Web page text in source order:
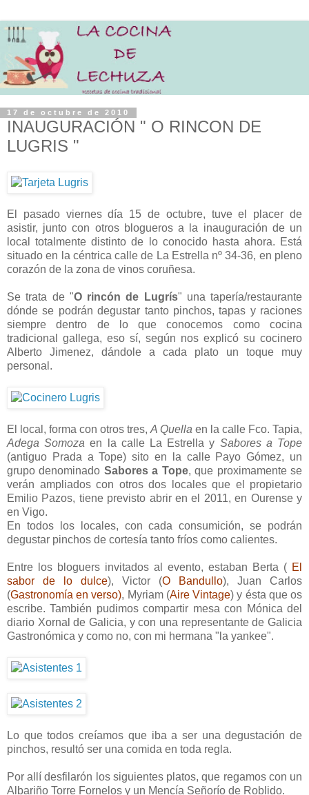
17 de octubre de 2010
INAUGURACIÓN " O RINCON DE
LUGRIS "
El pasado viernes día 15 de octubre, tuve el placer de
asistir, junto con otros blogueros a la inauguración de un
local totalmente distinto de lo conocido hasta ahora. Está
situado en la céntrica calle de La Estrella nº 34-36, en pleno
corazón de la zona de vinos coruñesa.
Se trata de "O rincón de Lugrís" una tapería/restaurante
dónde se podrán degustar tanto pinchos, tapas y raciones
siempre dentro de lo que conocemos como cocina
tradicional gallega, eso sí, según nos explicó su cocinero
Alberto Jimenez, dándole a cada plato un toque muy
personal.
El local, forma con otros tres, A Quella en la calle Fco. Tapia,
Adega Somoza en la calle La Estrella y Sabores a Tope
(antiguo Prada a Tope) sito en la calle Payo Gómez, un
grupo denominado Sabores a Tope, que proximamente se
verán ampliados con otros dos locales que el propietario
Emilio Pazos, tiene previsto abrir en el 2011, en Ourense y
en Vigo.
En todos los locales, con cada consumición, se podrán
degustar pinchos de cortesía tanto fríos como calientes.
Entre los bloguers invitados al evento, estaban Berta ( El
sabor de lo dulce), Victor (O Bandullo), Juan Carlos
(Gastronomía en verso), Myriam (Aire Vintage) y ésta que os
escribe. También pudimos compartir mesa con Mónica del
diario Xornal de Galicia, y con una representante de Galicia
Gastronómica y como no, con mi hermana "la yankee".
Lo que todos creíamos que iba a ser una degustación de
pinchos, resultó ser una comida en toda regla.
Por allí desfilarón los siguientes platos, que regamos con un
Albariño Torre Fornelos y un Mencía Señorío de Roblido.